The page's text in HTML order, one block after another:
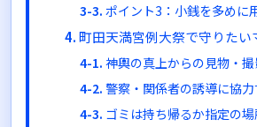
ポイント3：小銭を多めに
町田天満宮例大祭で守りたい
神輿の真上からの見物・
警察・関係者の誘導に協力
ゴミは持ち帰るか指定の